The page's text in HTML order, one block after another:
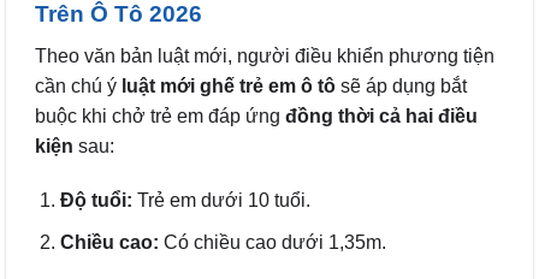
Trên Ô Tô 2026
Theo văn bản luật mới, người điều khiển phương tiện
cần chú ý luật mới ghế trẻ em ô tô sẽ áp dụng bắt
buộc khi chở trẻ em đáp ứng đồng thời cả hai điều
kiện sau:
Độ tuổi: Trẻ em dưới 10 tuổi.
Chiều cao: Có chiều cao dưới 1,35m.